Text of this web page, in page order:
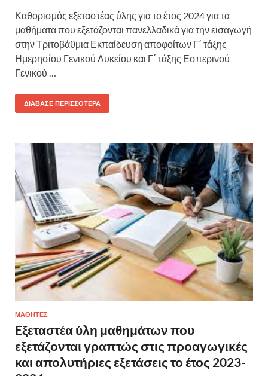
Καθορισμός εξεταστέας ύλης για το έτος 2024 για τα
μαθήματα που εξετάζονται πανελλαδικά για την εισαγωγή
στην Τριτοβάθμια Εκπαίδευση αποφοίτων Γ΄ τάξης
Ημερησίου Γενικού Λυκείου και Γ΄ τάξης Εσπερινού
Γενικού …
ΔΙΆΒΑΣΕ ΠΕΡΙΣΣΌΤΕΡΑ
ΜΑΘΗΤΈΣ
Eξεταστέα ύλη μαθημάτων που
εξετάζονται γραπτώς στις προαγωγικές
και απολυτήριες εξετάσεις το έτος 2023-